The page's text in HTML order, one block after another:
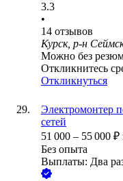
3.3
•
14 отзывов
Курск, р-н
Можно без
Откликнитесь
Откликнуться
Электромонтер
сетей
51 000 – 55 000 ₽
Без опыта
Выплаты: Два